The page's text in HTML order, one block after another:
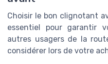
Choisir le bon clignotant
essentiel pour garantir
autres usagers de la
considérer lors de votre